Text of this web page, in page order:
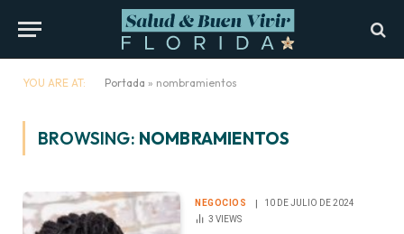
YOU ARE AT: Portada » nombramientos
BROWSING: NOMBRAMIENTOS
NEGOCIOS
10 DE JULIO DE 2024
3VIEWS